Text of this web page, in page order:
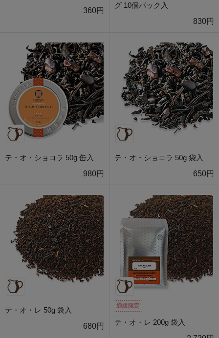
360円
グ 10個パック入
830円
テ・オ・ショコラ 50g 缶入
980円
テ・オ・ショコラ 50g 袋入
650円
テ・オ・レ 50g 袋入
680円
通販限定
テ・オ・レ 200g 袋入